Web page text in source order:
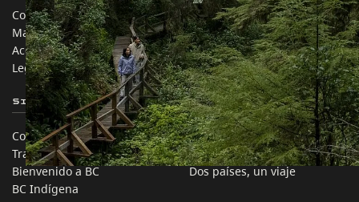
Contáctanos
Mapa del sitio
Acerca de
Legal y Políticas
Industria de Viajes
Medios
Corporativo
简体中文 – China
Sitios de Socios
Comercio e Inversión BC
Trabaja en BC
Bienvenido a BC
BC Indígena
En este sitio
Ideas de viaje
Consejos Prácticos
Dos países, un viaje